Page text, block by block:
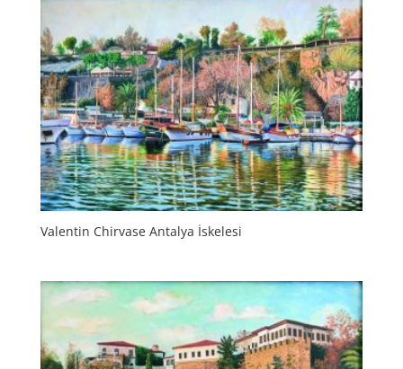
Valentin Chirvase Antalya İskelesi